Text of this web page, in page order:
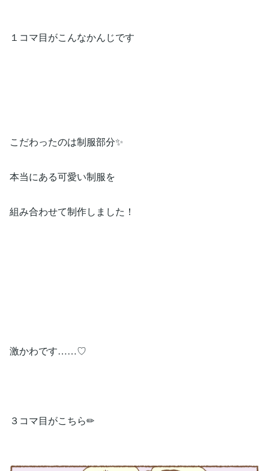
１コマ目がこんなかんじです
こだわったのは制服部分✨
本当にある可愛い制服を
組み合わせて制作しました！
激かわです……♡
３コマ目がこちら✏